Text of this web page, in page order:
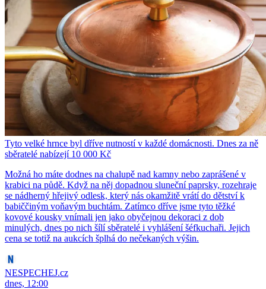
Tyto velké hrnce byl dříve nutností v každé domácnosti. Dnes za ně
sběratelé nabízejí 10 000 Kč
Možná ho máte dodnes na chalupě nad kamny nebo zaprášené v
krabici na půdě. Když na něj dopadnou sluneční paprsky, rozehraje
se nádherný hřejivý odlesk, který nás okamžitě vrátí do dětství k
babiččiným voňavým buchtám. Zatímco dříve jsme tyto těžké
kovové kousky vnímali jen jako obyčejnou dekoraci z dob
minulých, dnes po nich šílí sběratelé i vyhlášení šéfkuchaři. Jejich
cena se totiž na aukcích šplhá do nečekaných výšin.
NESPECHEJ.cz
dnes, 12:00